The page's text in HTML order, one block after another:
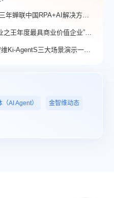
三连冠！IDC：金智维连续三年蝉联中国RPA+AI解决方案市场份额第一
金智维荣登“WISE2024 商业之王年度最具商业价值企业”榜单
企业级智能体怎么用？金智维Ki-AgentS三大场景演示一看就懂
AI Agent） 金智维动态